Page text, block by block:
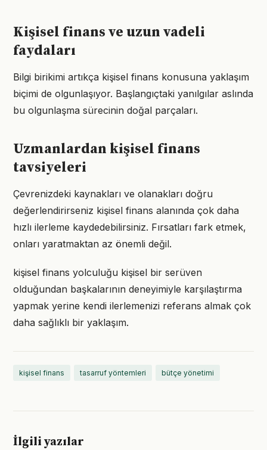
Kişisel finans ve uzun vadeli
faydaları
Bilgi birikimi artıkça kişisel finans konusuna yaklaşım
biçimi de olgunlaşıyor. Başlangıçtaki yanılgılar aslında
bu olgunlaşma sürecinin doğal parçaları.
Uzmanlardan kişisel finans
tavsiyeleri
Çevrenizdeki kaynakları ve olanakları doğru
değerlendirirseniz kişisel finans alanında çok daha
hızlı ilerleme kaydedebilirsiniz. Fırsatları fark etmek,
onları yaratmaktan az önemli değil.
kişisel finans yolculuğu kişisel bir serüven
olduğundan başkalarının deneyimiyle karşılaştırma
yapmak yerine kendi ilerlemenizi referans almak çok
daha sağlıklı bir yaklaşım.
kişisel finans tasarruf yöntemleri bütçe yönetimi
İlgili yazılar